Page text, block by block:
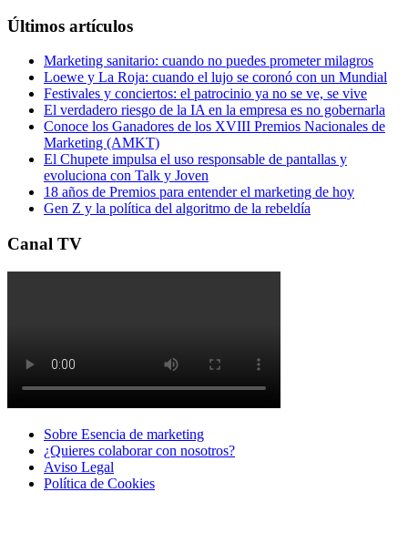
Últimos artículos
Marketing sanitario: cuando no puedes prometer milagros
Loewe y La Roja: cuando el lujo se coronó con un Mundial
Festivales y conciertos: el patrocinio ya no se ve, se vive
El verdadero riesgo de la IA en la empresa es no gobernarla
Conoce los Ganadores de los XVIII Premios Nacionales de
Marketing (AMKT)
El Chupete impulsa el uso responsable de pantallas y
evoluciona con Talk y Joven
18 años de Premios para entender el marketing de hoy
Gen Z y la política del algoritmo de la rebeldía
Canal TV
Sobre Esencia de marketing
¿Quieres colaborar con nosotros?
Aviso Legal
Polí­tica de Cookies